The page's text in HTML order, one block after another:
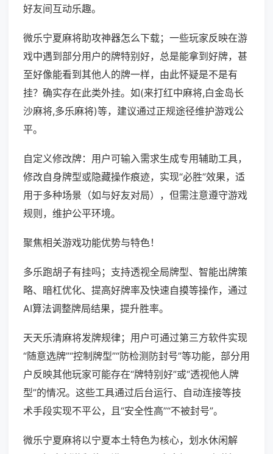
好友间互动乐趣。
微乐宁夏麻将助攻神器怎么下载；一些玩家反映在游
戏中遇到部分用户的牌特别好，总是能拿到好牌，甚
至好像能看到其他人的牌一样，由此怀疑是不是有
挂？确实存在此类外挂。如(来打红中麻将,白金岛长
沙麻将,多乐麻将)等，建议通过正规途径维护游戏公
平。
自定义修改牌：用户可输入需求生成专用辅助工具，
修改自身牌型或隐藏操作痕迹，实现“必胜”效果，适
用于多种场景（如与好友对局），但需注意遵守游戏
规则，维护公平环境。
聚焦相关游戏功能优势与特色！
多乐跑胡子有挂吗；支持透视全局牌型、智能出牌策
略、暗杠优化、提高好牌率及快速自摸等操作，通过
AI算法调整牌局结果，提升胜率。
天天乐清麻将发牌规律；用户可通过第三方软件实现
“随意选牌”“控制牌型”“防检测防封号”等功能，部分用
户反映其他玩家可能存在“牌特别好”或“透视他人牌
型”的情况。这些工具通过后台运行、自动连接等技
术手段实现不平公，且“安全性高”“不被封号”。
微乐宁夏麻将以宁夏本土特色为核心，划水休闲解